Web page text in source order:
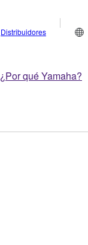
¿Por qué Yamaha?
Distribuidores